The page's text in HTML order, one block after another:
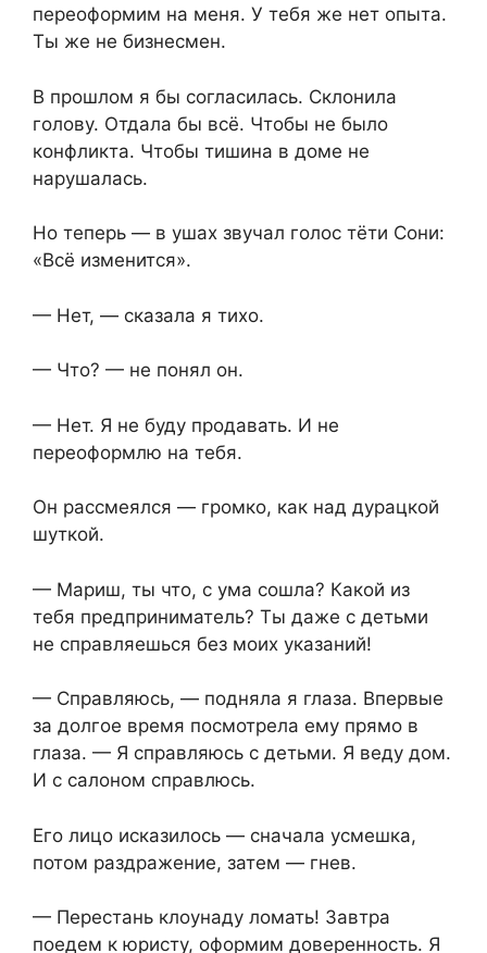
переоформим на меня. У тебя же нет опыта.
Ты же не бизнесмен.
В прошлом я бы согласилась. Склонила
голову. Отдала бы всё. Чтобы не было
конфликта. Чтобы тишина в доме не
нарушалась.
Но теперь — в ушах звучал голос тёти Сони:
«Всё изменится».
— Нет, — сказала я тихо.
— Что? — не понял он.
— Нет. Я не буду продавать. И не
переоформлю на тебя.
Он рассмеялся — громко, как над дурацкой
шуткой.
— Мариш, ты что, с ума сошла? Какой из
тебя предприниматель? Ты даже с детьми
не справляешься без моих указаний!
— Справляюсь, — подняла я глаза. Впервые
за долгое время посмотрела ему прямо в
глаза. — Я справляюсь с детьми. Я веду дом.
И с салоном справлюсь.
Его лицо исказилось — сначала усмешка,
потом раздражение, затем — гнев.
— Перестань клоунаду ломать! Завтра
поедем к юристу, оформим доверенность. Я